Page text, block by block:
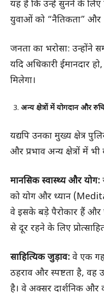
यह है कि उन्हें सुनने के लिए
युवाओं को “नैतिकता” और
जनता का भरोसा: उन्होंने
यदि अधिकारी ईमानदार
मिलेगा।
अन्य क्षेत्रों में योगदान और
यद्यपि उनका मुख्य क्षेत्र
और प्रभाव अन्य क्षेत्रों में
मानसिक स्वास्थ्य और योग:
को योग और ध्यान
वे इसके बड़े पैरोकार हैं और
से दूर रहने के लिए
साहित्यिक जुड़ाव: वे एक
ठहराव और स्पष्टता है, वह
है। वे अक्सर दार्शनिक और